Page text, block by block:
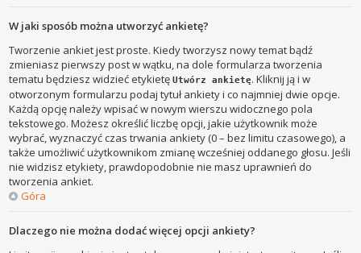
W jaki sposób można utworzyć ankietę?
Tworzenie ankiet jest proste. Kiedy tworzysz nowy temat bądź
zmieniasz pierwszy post w wątku, na dole formularza tworzenia
tematu będziesz widzieć etykietęUtwórz ankietę. Kliknij ją i w
otworzonym formularzu podaj tytuł ankiety i co najmniej dwie opcje.
Każdą opcję należy wpisać w nowym wierszu widocznego pola
tekstowego. Możesz określić liczbę opcji, jakie użytkownik może
wybrać, wyznaczyć czas trwania ankiety (0 – bez limitu czasowego), a
także umożliwić użytkownikom zmianę wcześniej oddanego głosu. Jeśli
nie widzisz etykiety, prawdopodobnie nie masz uprawnień do
tworzenia ankiet.
Góra
Dlaczego nie można dodać więcej opcji ankiety?